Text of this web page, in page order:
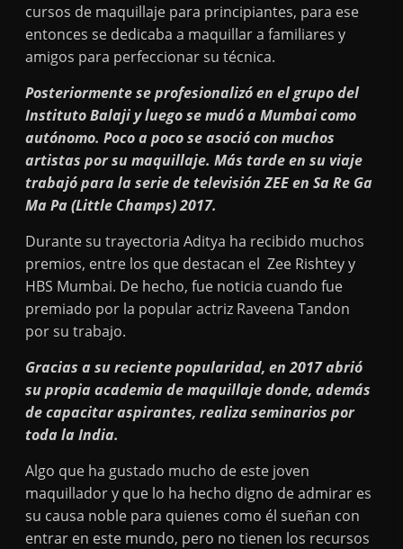
cursos de maquillaje para principiantes, para ese
entonces se dedicaba a maquillar a familiares y
amigos para perfeccionar su técnica.
Posteriormente se profesionalizó en el grupo del
Instituto Balaji y luego se mudó a Mumbai como
autónomo. Poco a poco se asoció con muchos
artistas por su maquillaje. Más tarde en su viaje
trabajó para la serie de televisión ZEE en Sa Re Ga
Ma Pa (Little Champs) 2017.
Durante su trayectoria Aditya ha recibido muchos
premios, entre los que destacan el Zee Rishtey y
HBS Mumbai. De hecho, fue noticia cuando fue
premiado por la popular actriz Raveena Tandon
por su trabajo.
Gracias a su reciente popularidad, en 2017 abrió
su propia academia de maquillaje donde, además
de capacitar aspirantes, realiza seminarios por
toda la India.
Algo que ha gustado mucho de este joven
maquillador y que lo ha hecho digno de admirar es
su causa noble para quienes como él sueñan con
entrar en este mundo, pero no tienen los recursos